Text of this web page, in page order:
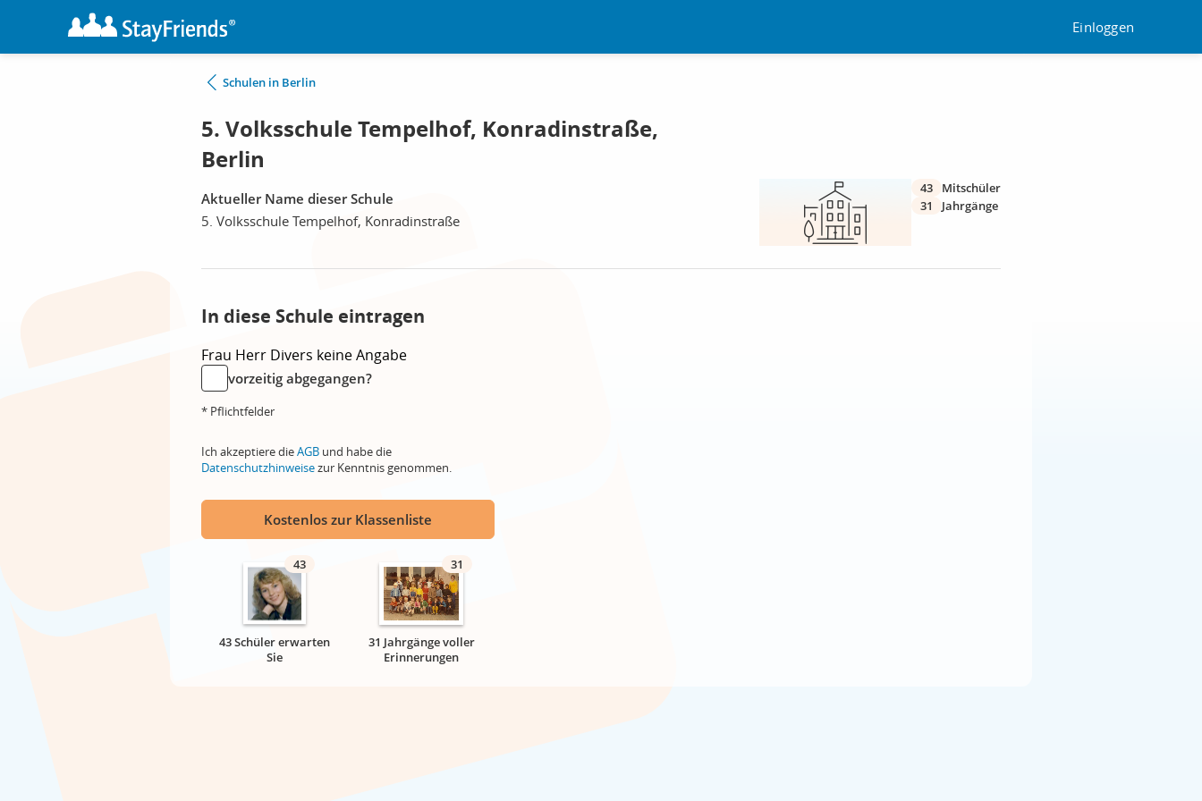
Einloggen
Schulen in Berlin
5. Volksschule Tempelhof, Konradinstraße,
Berlin
Aktueller Name dieser Schule
5. Volksschule Tempelhof, Konradinstraße
43
Mitschüler
31
Jahrgänge
In diese Schule eintragen
Frau Herr Divers keine Angabe
vorzeitig abgegangen?
* Pflichtfelder
Ich akzeptiere dieAGB und habe die
Datenschutzhinweisezur Kenntnis genommen.
Kostenlos zur Klassenliste
43
43 Schüler erwarten
Sie
31
31 Jahrgänge voller
Erinnerungen